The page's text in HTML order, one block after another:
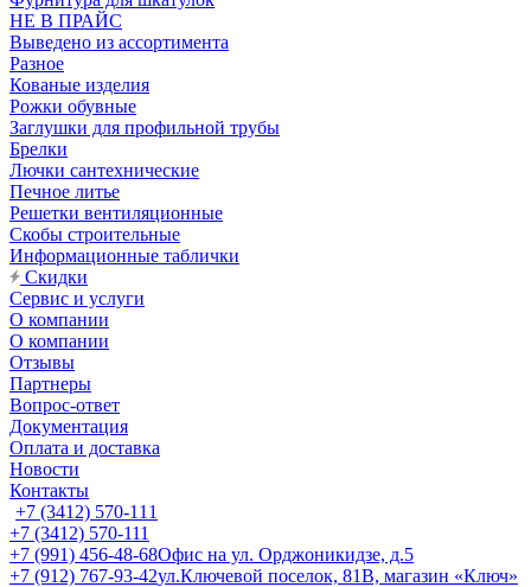
НЕ В ПРАЙС
Выведено из ассортимента
Разное
Кованые изделия
Рожки обувные
Заглушки для профильной трубы
Брелки
Лючки сантехнические
Печное литье
Решетки вентиляционные
Скобы строительные
Информационные таблички
Скидки
Сервис и услуги
О компании
О компании
Отзывы
Партнеры
Вопрос-ответ
Документация
Оплата и доставка
Новости
Контакты
+7 (3412) 570-111
+7 (3412) 570-111
+7 (991) 456-48-68Офис на ул. Орджоникидзе, д.5
+7 (912) 767-93-42ул.Ключевой поселок, 81В, магазин «Ключ»